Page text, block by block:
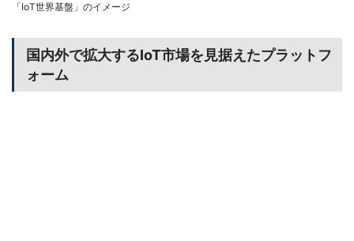
「IoT世界基盤」のイメージ
国内外で拡大するIoT市場を見据えたプラットフ
ォーム